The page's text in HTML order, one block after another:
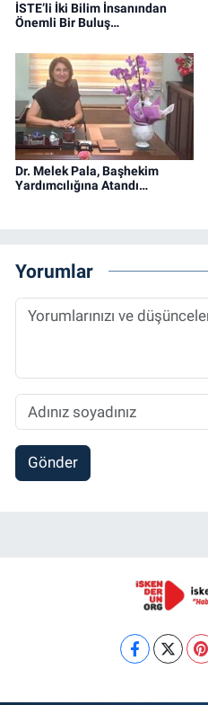
İSTE’li İki Bilim İnsanından
Önemli Bir Buluş…
Dr. Melek Pala, Başhekim
Yardımcılığına Atandı…
Yorumlar
Gönder